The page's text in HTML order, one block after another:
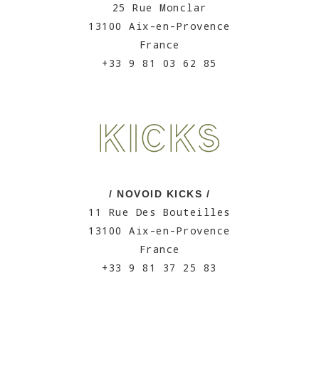
25 Rue Monclar
13100 Aix-en-Provence
France
+33 9 81 03 62 85
/ NOVOID KICKS /
11 Rue Des Bouteilles
13100 Aix-en-Provence
France
+33 9 81 37 25 83